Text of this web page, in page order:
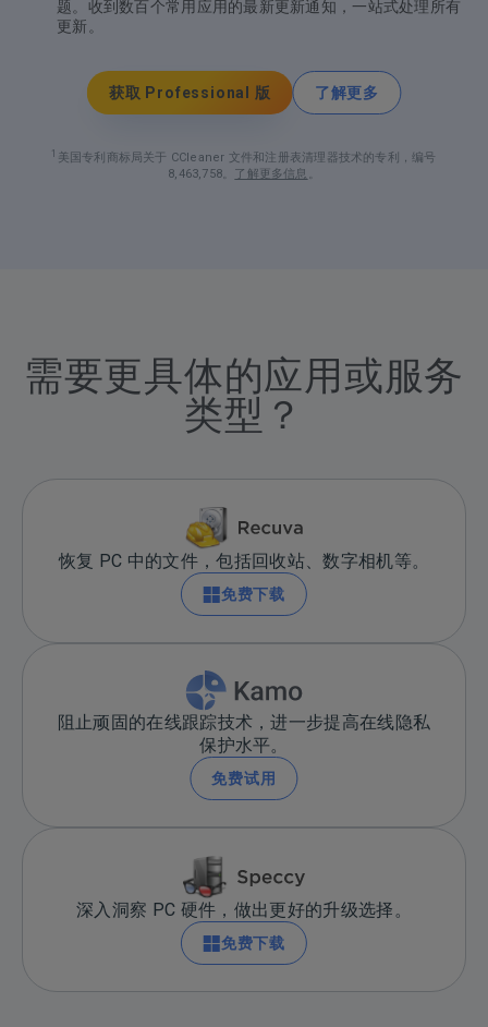
题。收到数百个常用应用的最新更新通知，一站式处理所有
更新。
获取 Professional 版 了解更多
美国专利商标局关于 CCleaner 文件和注册表清理器技术的专利，编号
8,463,758。 了解更多信息 。
需要更具体的应用或服务
类型？
恢复 PC 中的文件，包括回收站、数字相机等。
免费下载
阻止顽固的在线跟踪技术，进一步提高在线隐私
保护水平。
免费试用
深入洞察 PC 硬件，做出更好的升级选择。
免费下载